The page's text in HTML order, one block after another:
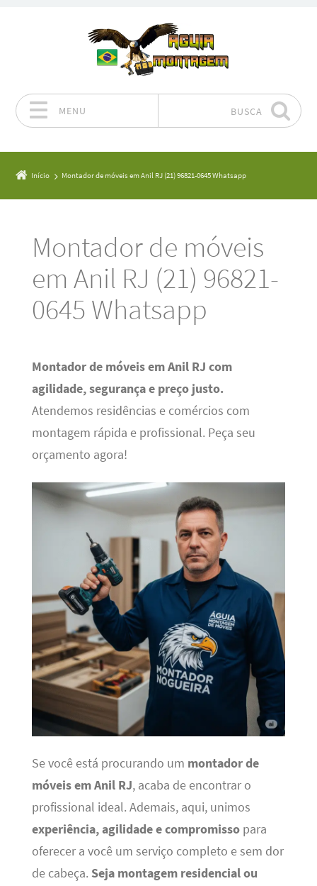
MENU BUSCA
Início Montador de móveis em Anil RJ (21) 96821-0645 Whatsapp
Montador de móveis
em Anil RJ (21) 96821-
0645 Whatsapp
Montador de móveis em Anil RJ com
agilidade, segurança e preço justo.
Atendemos residências e comércios com
montagem rápida e profissional. Peça seu
orçamento agora!
Se você está procurando um montador de
móveis em Anil RJ, acaba de encontrar o
profissional ideal. Ademais, aqui, unimos
experiência, agilidade e compromissopara
oferecer a você um serviço completo e sem dor
de cabeça. Seja montagem residencial ou